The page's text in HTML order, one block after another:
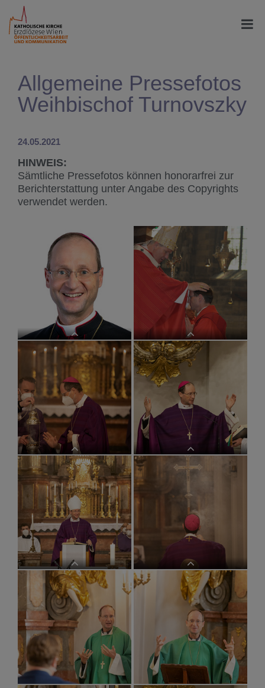
Allgemeine Pressefotos
Weihbischof Turnovszky
24.05.2021
HINWEIS:
Sämtliche Pressefotos können honorarfrei zur
Berichterstattung unter Angabe des Copyrights
verwendet werden.
Weihbischof Stephan Turnovszky
Bischofsweihe Stephan
Turnovszky
Priesterseminar Admissio
Priesterseminar Admissio Priesterseminar Admissio